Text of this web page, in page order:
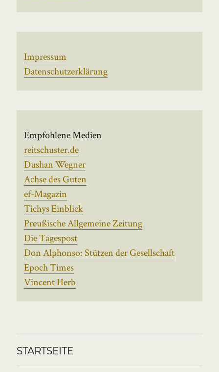
Impressum
Datenschutzerklärung
Empfohlene Medien
reitschuster.de
Dushan Wegner
Achse des Guten
ef-Magazin
Tichys Einblick
Preußische Allgemeine Zeitung
Die Tagespost
Don Alphonso: Stützen der Gesellschaft
Epoch Times
Vincent Herb
STARTSEITE